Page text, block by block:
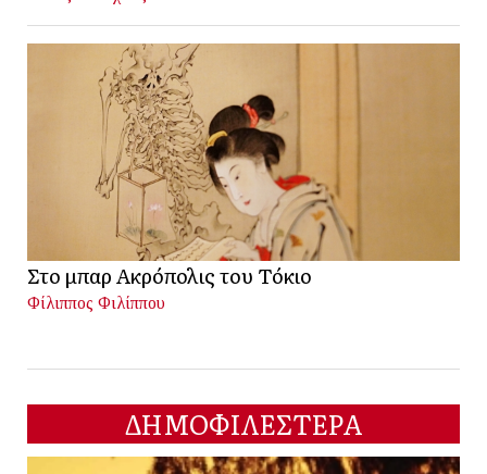
Στο μπαρ Ακρόπολις του Τόκιο
Φίλιππος Φιλίππου
ΔΗΜΟΦΙΛΕΣΤΕΡΑ